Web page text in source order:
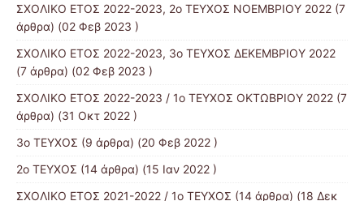
ΣΧΟΛΙΚΟ ΕΤΟΣ 2022-2023, 2ο ΤΕΥΧΟΣ ΝΟΕΜΒΡΙΟΥ 2022 (7
άρθρα) (02 Φεβ 2023 )
ΣΧΟΛΙΚΟ ΕΤΟΣ 2022-2023, 3ο ΤΕΥΧΟΣ ΔΕΚΕΜΒΡΙΟΥ 2022
(7 άρθρα) (02 Φεβ 2023 )
ΣΧΟΛΙΚΟ ΕΤΟΣ 2022-2023 / 1ο ΤΕΥΧΟΣ ΟΚΤΩΒΡΙΟΥ 2022 (7
άρθρα) (31 Οκτ 2022 )
3ο ΤΕΥΧΟΣ (9 άρθρα) (20 Φεβ 2022 )
2ο ΤΕΥΧΟΣ (14 άρθρα) (15 Ιαν 2022 )
ΣΧΟΛΙΚΟ ΕΤΟΣ 2021-2022 / 1ο ΤΕΥΧΟΣ (14 άρθρα) (18 Δεκ